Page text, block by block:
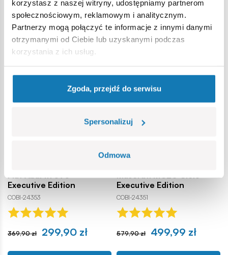
korzystasz z naszej witryny, udostępniamy partnerom
społecznościowym, reklamowym i analitycznym.
Partnerzy mogą połączyć te informacje z innymi danymi
otrzymanymi od Ciebie lub uzyskanymi podczas
korzystania z ich usług.
Zgoda, przejdź do serwisu
Spersonalizuj
Odmowa
Dodaj do koszyka Dodaj do koszyka
Fiat Abarth 595 -
Executive Edition
COBI-24353
369,90 zł 299,90 zł
Maserati MC20 Cielo -
Executive Edition
COBI-24351
579,90 zł 499,99 zł